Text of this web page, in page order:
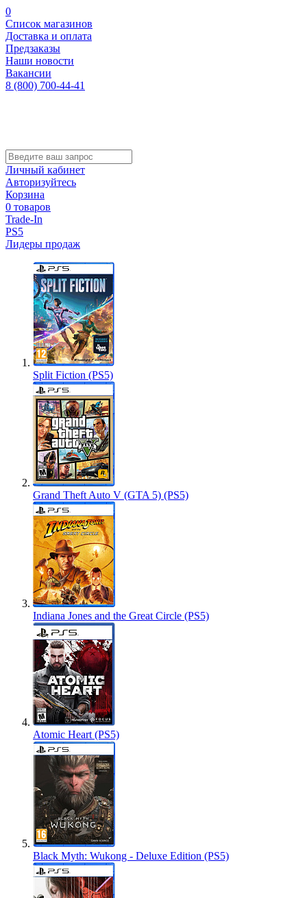
0
Список магазинов
Доставка и оплата
Предзаказы
Наши новости
Вакансии
8 (800) 700-44-41
Личный кабинет
Авторизуйтесь
Корзина
0 товаров
Trade-In
PS5
Лидеры продаж
Split Fiction (PS5)
Grand Theft Auto V (GTA 5) (PS5)
Indiana Jones and the Great Circle (PS5)
Atomic Heart (PS5)
Black Myth: Wukong - Deluxe Edition (PS5)